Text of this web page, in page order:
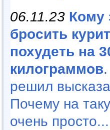
06.11.23 Кому
бросить
похудеть на
килограммов
решил
Почему на
очень просто...